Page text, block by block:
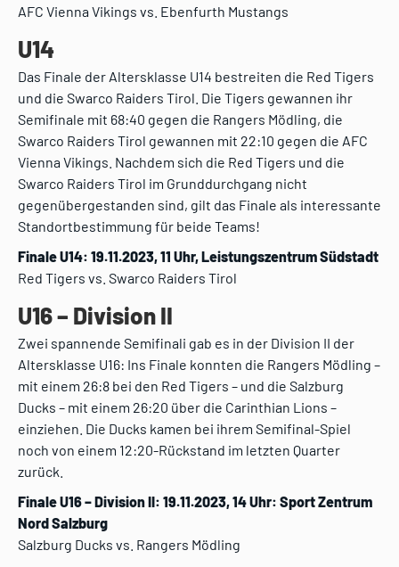
AFC Vienna Vikings vs. Ebenfurth Mustangs
U14
Das Finale der Altersklasse U14 bestreiten die Red Tigers
und die Swarco Raiders Tirol. Die Tigers gewannen ihr
Semifinale mit 68:40 gegen die Rangers Mödling, die
Swarco Raiders Tirol gewannen mit 22:10 gegen die AFC
Vienna Vikings. Nachdem sich die Red Tigers und die
Swarco Raiders Tirol im Grunddurchgang nicht
gegenübergestanden sind, gilt das Finale als interessante
Standortbestimmung für beide Teams!
Finale U14: 19.11.2023, 11 Uhr, Leistungszentrum Südstadt
Red Tigers vs. Swarco Raiders Tirol
U16 – Division II
Zwei spannende Semifinali gab es in der Division II der
Altersklasse U16: Ins Finale konnten die Rangers Mödling –
mit einem 26:8 bei den Red Tigers – und die Salzburg
Ducks – mit einem 26:20 über die Carinthian Lions –
einziehen. Die Ducks kamen bei ihrem Semifinal-Spiel
noch von einem 12:20-Rückstand im letzten Quarter
zurück.
Finale U16 – Division II: 19.11.2023, 14 Uhr: Sport Zentrum
Nord Salzburg
Salzburg Ducks vs. Rangers Mödling